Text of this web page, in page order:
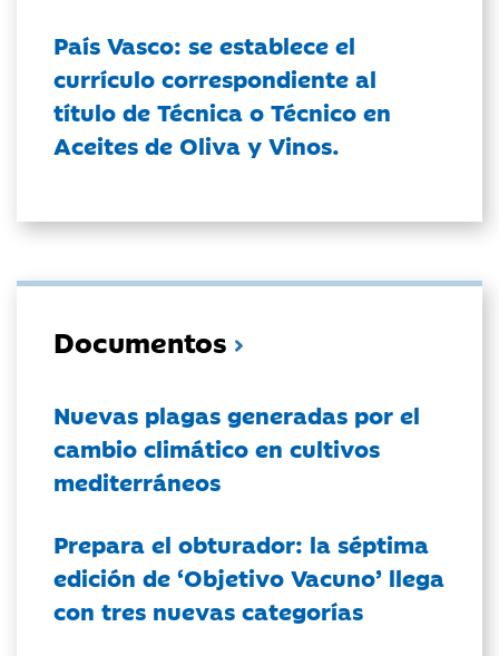
País Vasco: se establece el
currículo correspondiente al
título de Técnica o Técnico en
Aceites de Oliva y Vinos.
Documentos
Nuevas plagas generadas por el
cambio climático en cultivos
mediterráneos
Prepara el obturador: la séptima
edición de ‘Objetivo Vacuno’ llega
con tres nuevas categorías